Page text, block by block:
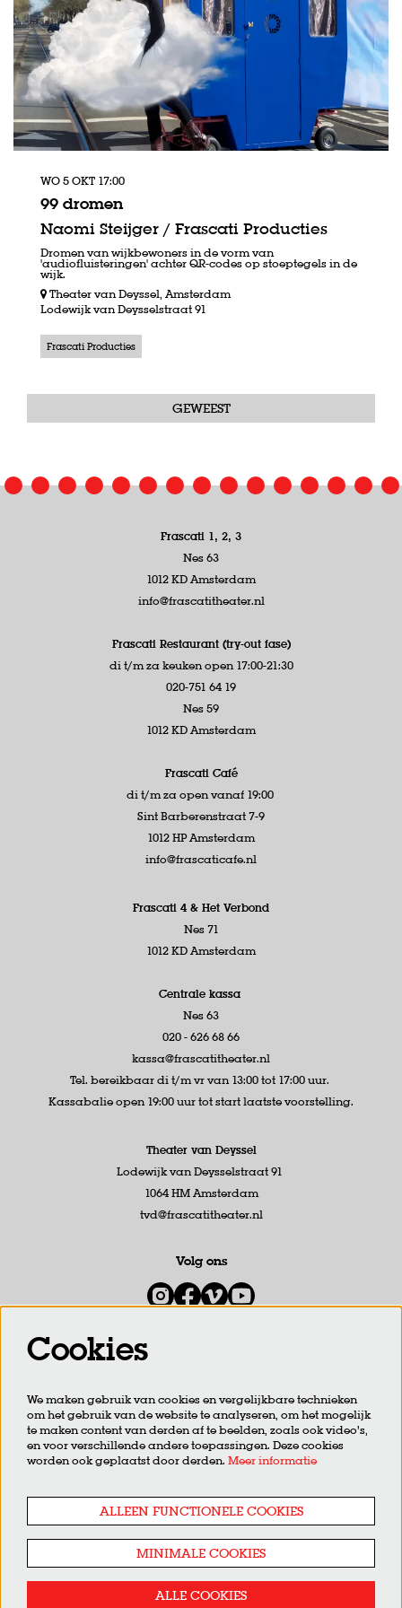
99 dromen
Naomi Steijger / Frascati Producties
WO 5 OKT 17:00
Dromen van wijkbewoners in de vorm van
'audiofluisteringen' achter QR-codes op stoeptegels in de
wijk.
Theater van Deyssel, Amsterdam
Lodewijk van Deysselstraat 91
Frascati Producties
GEWEEST
Frascati 1, 2, 3
Nes 63
1012 KD Amsterdam
info@frascatitheater.nl
Frascati Restaurant (try-out fase)
di t/m za keuken open 17:00-21:30
020-751 64 19
Nes 59
1012 KD Amsterdam
Frascati Café
di t/m za open vanaf 19:00
Sint Barberenstraat 7-9
1012 HP Amsterdam
info@frascaticafe.nl
Frascati 4 & Het Verbond
Nes 71
1012 KD Amsterdam
Centrale kassa
Nes 63
020 - 626 68 66
kassa@frascatitheater.nl
Tel. bereikbaar di t/m vr van 13:00 tot 17:00 uur.
Kassabalie open 19:00 uur tot start laatste voorstelling.
Theater van Deyssel
Lodewijk van Deysselstraat 91
1064 HM Amsterdam
tvd@frascatitheater.nl
Volg ons
Meld je aan voor de nieuwsbrief
AANMELDEN
Cookies
We maken gebruik van cookies en vergelijkbare technieken
om het gebruik van de website te analyseren, om het mogelijk
te maken content van derden af te beelden, zoals ook video’s,
en voor verschillende andere toepassingen. Deze cookies
worden ook geplaatst door derden. Meer informatie
ALLEEN FUNCTIONELE COOKIES
MINIMALE COOKIES
ALLE COOKIES